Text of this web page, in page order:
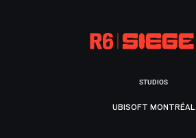
STUDIOS
UBISOFT MONTRÉAL